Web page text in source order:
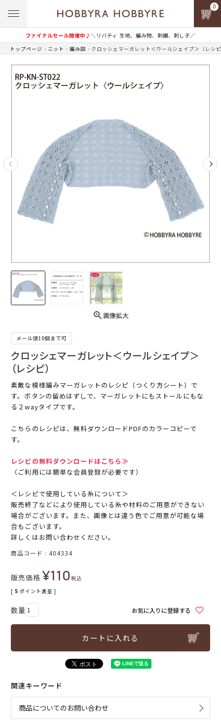
ファイナルセール開催中♪＼リバティ 生地、編み物、刺繍、刺し子／
0
トップページ ニット 編み図 クロッシェマーガレット＜ウールシェイプ＞（レシ
画像拡大
メール便10個まで可
クロッシェマーガレット＜ウールシェイプ＞
（レシピ）
素敵な模様編みマーガレットのレシピ（つくり方シート）で
す。ボタンの留めはずしで、マーガレットにもストールにもな
る２wayタイプです。
こちらのレシピは、無料ダウンロードPDFのカラーコピーで
す。
レシピの無料ダウンロードはこちら≫
（ご利用には簡単な会員登録が必要です）
＜レシピで使用している糸について＞
販売終了などにより使用している糸や材料のご用意ができない
場合がございます。また、画像とは違う色でご用意が可能な場
合もございます。
詳しくはお問い合わせください。
商品コード 404334
販売価格 ¥110税込
[ 5 ポイント進呈 ]
お気に入りに登録する
カートに入れる
関連キーワード
商品についてのお問い合わせ